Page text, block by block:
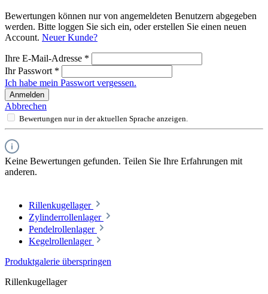
Bewertungen können nur von angemeldeten Benutzern abgegeben
werden. Bitte loggen Sie sich ein, oder erstellen Sie einen neuen
Account. Neuer Kunde?
Ihre E-Mail-Adresse *
Ihr Passwort *
Ich habe mein Passwort vergessen.
Anmelden
Abbrechen
Bewertungen nur in der aktuellen Sprache anzeigen.
Keine Bewertungen gefunden. Teilen Sie Ihre Erfahrungen mit
anderen.
Rillenkugellager
Zylinderrollenlager
Pendelrollenlager
Kegelrollenlager
Produktgalerie überspringen
Rillenkugellager